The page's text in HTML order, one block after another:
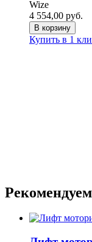
Wize
4 554,00 руб.
В корзину
Купить в 1